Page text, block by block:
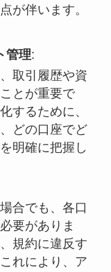
が伴います。
管理:
取引履歴や資
とが重要で
するために、
どの口座でど
明確に把握し
合でも、各口
要がありま
規約に違反す
れにより、ア